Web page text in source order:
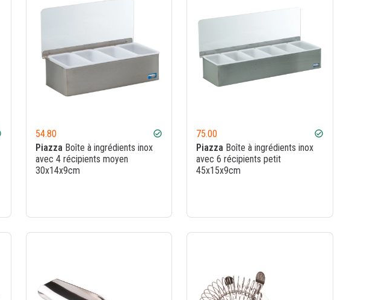
54.80 check_circle
PiazzaBoîte à ingrédients inox
avec 4 récipients moyen
30x14x9cm
75.00 check_circle
Piazza Boîte à ingrédients inox
avec 6 récipients petit
45x15x9cm